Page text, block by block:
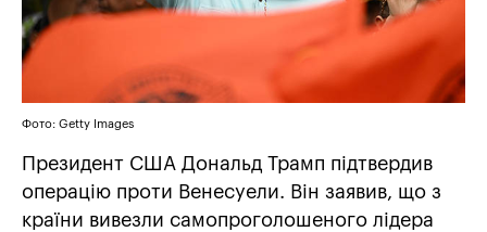
Фото: Getty Images
Президент США Дональд Трамп підтвердив
операцію проти Венесуели. Він заявив, що з
країни вивезли самопроголошеного лідера